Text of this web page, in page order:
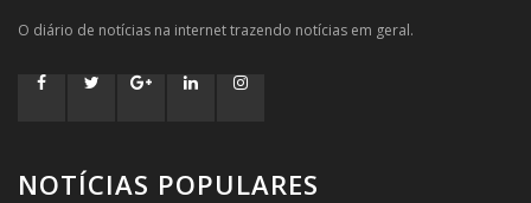
O diário de notícias na internet trazendo notícias em geral.
NOTÍCIAS POPULARES